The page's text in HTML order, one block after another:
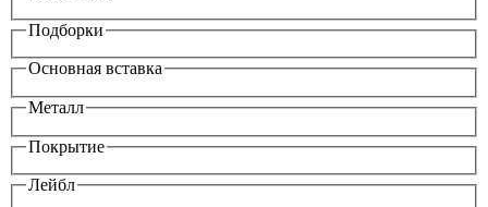
Подборки
Основная вставка
Металл
Покрытие
Лейбл